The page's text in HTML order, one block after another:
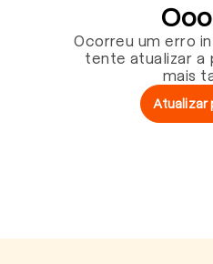
Ocorreu um erro
tente atualizar a
mais
Atualizar